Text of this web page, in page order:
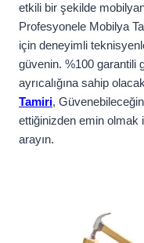
etkili bir şekilde
Profesyonele Mobilya
için deneyimli
güvenin. %100 garantili
ayrıcalığına sahip
Tamiri,
ettiğinizden emin olmak
arayın.